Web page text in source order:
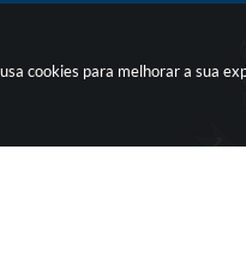
cookies para melhorar a sua